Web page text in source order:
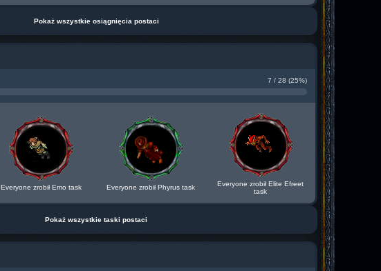
Pokaż wszystkie osiągnięcia postaci
7 / 28 (25%)
Everyone zrobił Emo task Everyone zrobił Phyrus task
Everyone zrobił Elite Efreet
task
Pokaż wszystkie taski postaci